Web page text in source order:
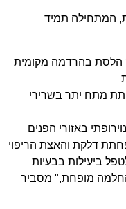
המתחילה תמיד
בהרדמה מקומית
מתח יתר בשרירי
באזורי הפנים
דלקת והאצת הריפוי
ביעילות בבעיות
החלמה מופחת," מסביר